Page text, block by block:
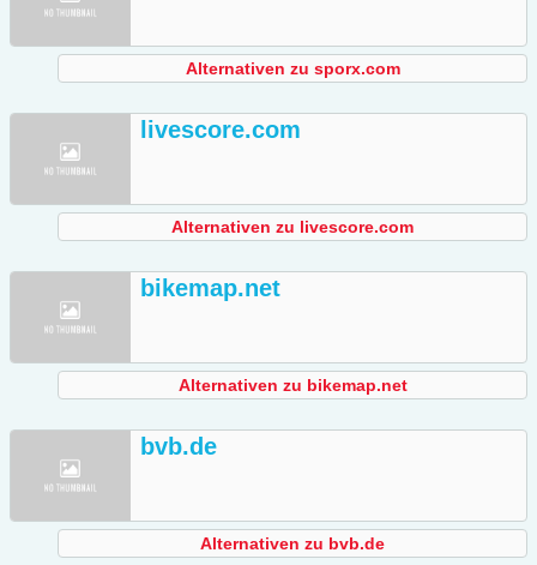
Alternativen zu sporx.com
livescore.com
Alternativen zu livescore.com
bikemap.net
Alternativen zu bikemap.net
bvb.de
Alternativen zu bvb.de